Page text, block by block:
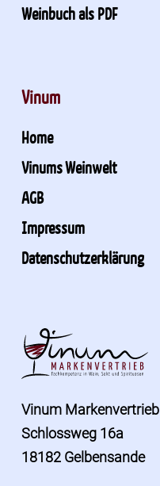
Weinbuch als PDF
Vinum
Home
Vinums Weinwelt
AGB
Impressum
Datenschutzerklärung
Vinum Markenvertrieb
Schlossweg 16a
18182 Gelbensande